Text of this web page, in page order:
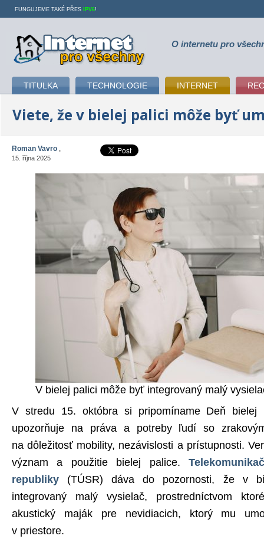
Internet pro všechny O internetu pro
TITULKA TECHNOLOGIE INTERNET
FUNGUJEME TAKÉ PŘES IPV6!
Viete, že v bielej palici môže byť
Roman Vavro
15. října 2025
V bielej palici môže byť integrovaný malý
V stredu 15. októbra si pripomíname Deň bielej
upozorňuje na práva a potreby ľudí so
na dôležitosť mobility, nezávislosti a prístupnosti.
význam a použitie bielej palice.
republiky (TÚSR) dáva do pozornosti, že v
integrovaný malý vysielač, prostredníctvom
akustický maják pre nevidiacich, ktorý mu
v priestore.